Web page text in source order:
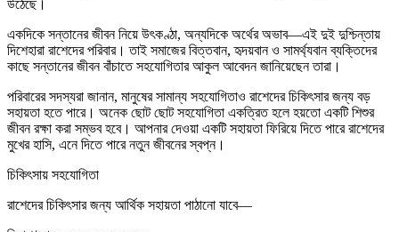
উঠেছে।
একদিকে সন্তানের জীবন নিয়ে উৎকণ্ঠা, অন্যদিকে অর্থের অভাব—এই দুই দুশ্চিন্তায়
দিশেহারা রাশেদের পরিবার। তাই সমাজের বিত্তবান, হৃদয়বান ও সামর্থ্যবান ব্যক্তিদের
কাছে সন্তানের জীবন বাঁচাতে সহযোগিতার আকুল আবেদন জানিয়েছেন তারা।
পরিবারের সদস্যরা জানান, মানুষের সামান্য সহযোগিতাও রাশেদের চিকিৎসার জন্য বড়
সহায়তা হতে পারে। অনেক ছোট ছোট সহযোগিতা একত্রিত হলে হয়তো একটি শিশুর
জীবন রক্ষা করা সম্ভব হবে। আপনার দেওয়া একটি সহায়তা ফিরিয়ে দিতে পারে রাশেদের
মুখের হাসি, এনে দিতে পারে নতুন জীবনের স্বপ্ন।
চিকিৎসায় সহযোগিতা
রাশেদের চিকিৎসার জন্য আর্থিক সহায়তা পাঠানো যাবে—